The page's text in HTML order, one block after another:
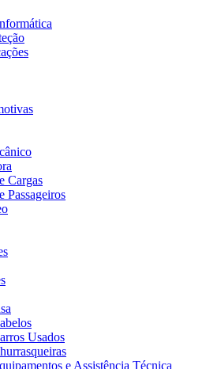
Cargas
Passageiros
Usados
e Assistência Técnica